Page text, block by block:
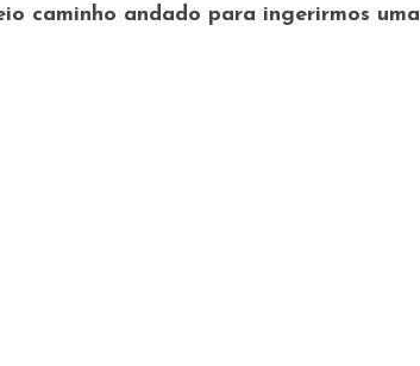
caminho andado para ingerirmos uma